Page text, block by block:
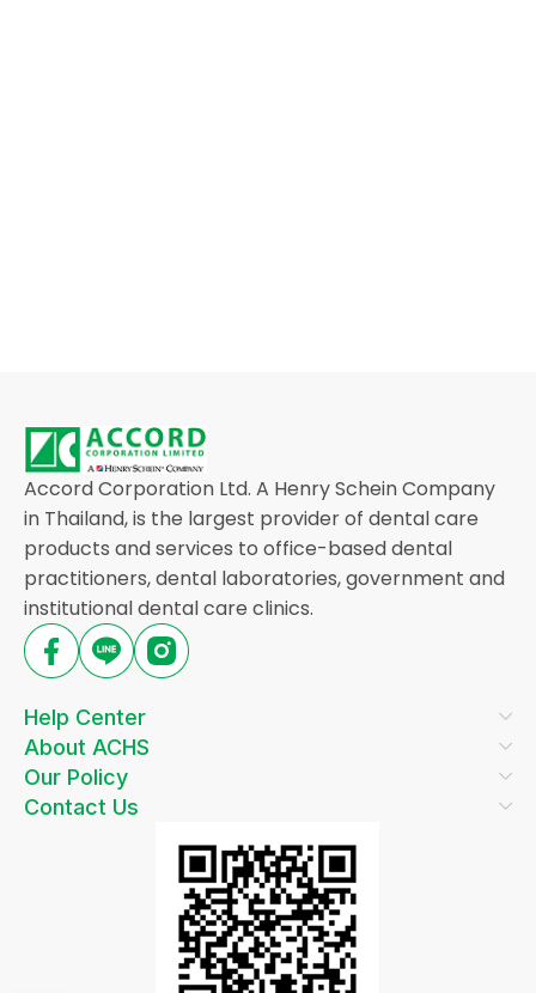
Accord Corporation Ltd. A Henry Schein Company
in Thailand, is the largest provider of dental care
products and services to office-based dental
practitioners, dental laboratories, government and
institutional dental care clinics.
Help Center
About ACHS
Our Policy
Contact Us